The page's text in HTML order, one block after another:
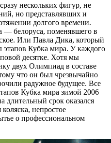
нескольких фигур, не
но представлявших и
долгого времени.
— белоруса, поменявшего в
Или Павла Дика, который
этапов Кубка мира. У каждого
десятке. Хотя мы
двух Олимпиад в составе
что он был чрезвычайно
радужное будущее. Все
Кубка мира зимой 2006
длительный срок оказался
непростое
о профессиональном